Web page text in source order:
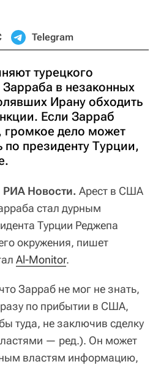
Telegram
турецкого
в незаконных
Ирану обходить
Если Зарраб
громкое дело может
по президенту Турции,
Новости. Арест в США
стал дурным
Турции Реджепа
окружения, пишет
Al-Monitor.
Зарраб не мог не знать,
по прибытии в США,
туда, не заключив сделку
— ред.). Он может
властям информацию,